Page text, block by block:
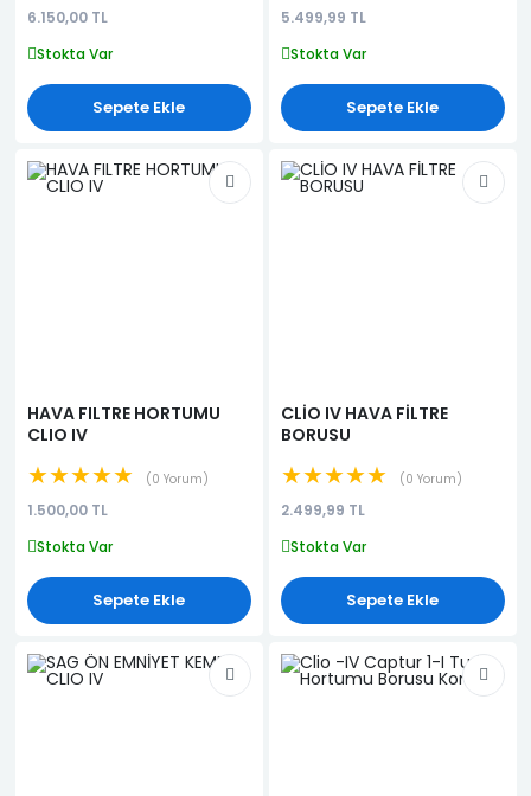
6.150,00 TL
Stokta Var
Sepete Ekle
5.499,99 TL
Stokta Var
Sepete Ekle
HAVA FILTRE HORTUMU
CLIO IV
★★★★★ 0 Yorum
1.500,00 TL
Stokta Var
Sepete Ekle
CLİO IV HAVA FİLTRE
BORUSU
★★★★★ 0 Yorum
2.499,99 TL
Stokta Var
Sepete Ekle